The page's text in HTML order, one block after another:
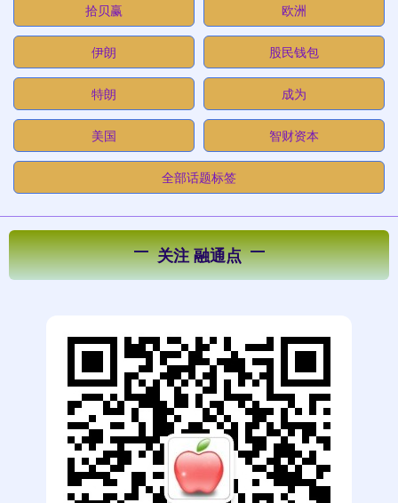
拾贝赢 欧洲
伊朗 股民钱包
特朗 成为
美国 智财资本
全部话题标签
关注 融通点